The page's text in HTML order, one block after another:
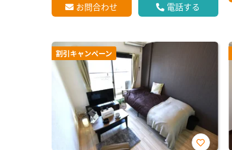
お問合わせ 電話する
割引キャンペーン